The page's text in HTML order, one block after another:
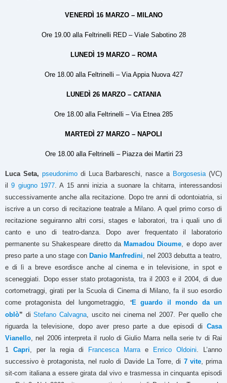
VENERDÌ 16 MARZO – MILANO
Ore 19.00 alla Feltrinelli RED – Viale Sabotino 28
LUNEDÌ 19 MARZO – ROMA
Ore 18.00 alla Feltrinelli – Via Appia Nuova 427
LUNEDÌ 26 MARZO – CATANIA
Ore 18.00 alla Feltrinelli – Via Etnea 285
MARTEDÌ 27 MARZO – NAPOLI
Ore 18.00 alla Feltrinelli – Piazza dei Martiri 23
Luca Seta, pseudonimodi Luca Barbareschi, nasce a Borgosesia(VC)
il9 giugno 1977. A 15 anni inizia a suonare la chitarra, interessandosi
successivamente anche alla recitazione. Dopo tre anni di odontoiatria, si
iscrive a un corso di recitazione teatrale a Milano. A quel primo corso di
recitazione seguiranno altri corsi, stages e laboratori, tra i quali uno di
canto e uno di teatro-danza. Dopo aver frequentato il laboratorio
permanente su Shakespeare diretto da Mamadou Dioume, e dopo aver
preso parte a uno stage con Danio Manfredini, nel 2003 debutta a teatro,
e di lì a breve esordisce anche al cinema e in televisione, in spot e
sceneggiati. Dopo esser stato protagonista, tra il 2003 e il 2004, di due
cortometraggi, girati per la Scuola di Cinema di Milano, fa il suo esordio
come protagonista del lungometraggio, “E guardo il mondo da un
oblò” diStefano Calvagna, uscito nei cinema nel 2007. Per quello che
riguarda la televisione, dopo aver preso parte a due episodi di Casa
Vianello , nel 2006 interpreta il ruolo di Giulio Marra nella serie tv di Rai
1 Capri , per la regia di Francesca Marra e Enrico Oldoini . L’anno
successivo è protagonista, nel ruolo di Davide La Torre, di 7 vite, prima
sit-com italiana a essere girata dal vivo e trasmessa in cinquanta episodi